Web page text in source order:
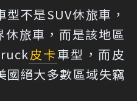
不是SUV休旅車，
旅車，而是該地區
皮卡車型，而皮
國絕大多數區域失竊